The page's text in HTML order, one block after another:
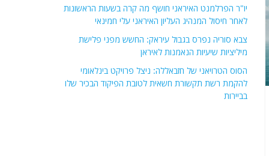
פוסטים אחרונים
איומים כמו חול – ולאיראן נשאר עדיין מה לאכול!
רחפן כמעט בלתי נראה: המצאה חדשה שמטעה את העין
יו"ר הפרלמנט האיראני חושף מה קרה בשעות הראשונות
לאחר חיסול המנהיג העליון האיראני עלי חמינאי